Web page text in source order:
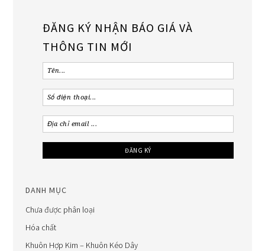
ĐĂNG KÝ NHẬN BÁO GIÁ VÀ
THÔNG TIN MỚI
DANH MỤC
Chưa được phân loại
Hóa chất
Khuôn Hợp Kim – Khuôn Kéo Dây